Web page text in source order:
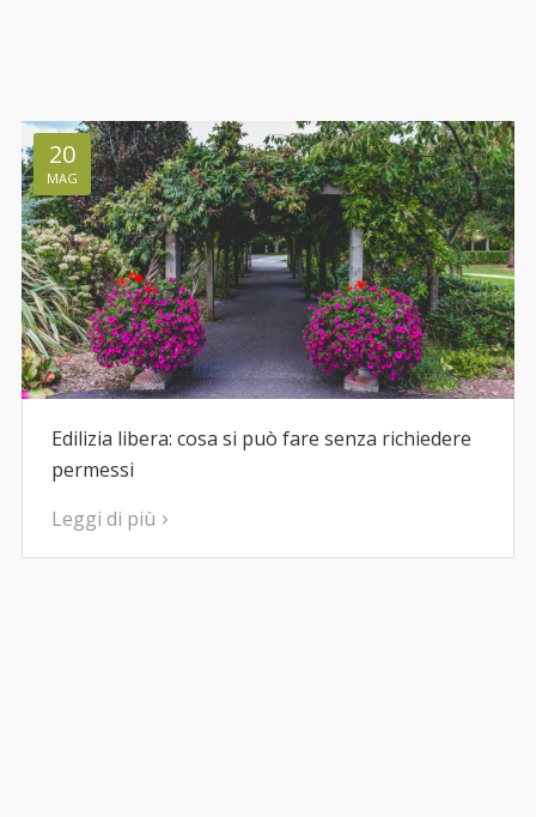
20
MAG
Edilizia libera: cosa si può fare senza richiedere
permessi
Leggi di più